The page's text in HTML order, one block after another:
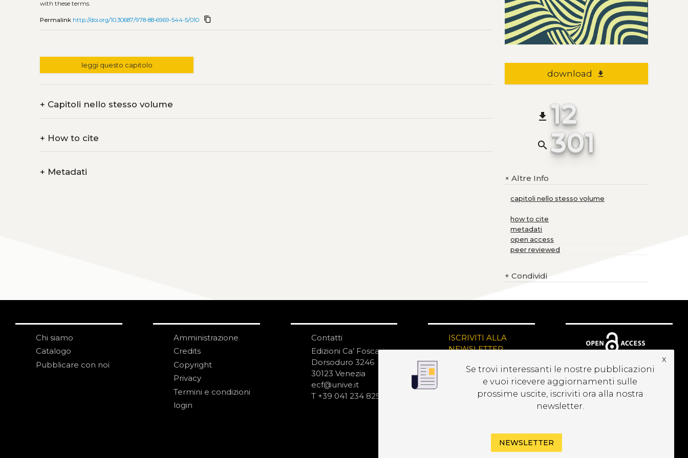
with these terms.
Permalink http://doi.org/10.30687/978-88-6969-544-5/010 content_copy
leggi questo capitolo
+ Capitoli nello stesso volume
+ How to cite
+ Metadati
download file_download
file_download 12
search 301
+Altre Info
capitoli nello stesso volume
how to cite
metadati
open access
peer reviewed
+ Condividi
Chi siamo
Catalogo
Pubblicare con noi
Amministrazione
Credits
Copyright
Privacy
Termini e condizioni
login
Contatti
Edizioni Ca’ Foscari
Dorsoduro 3246
30123 Venezia
ecf@unive.it
T +39 041 234 8250
ISCRIVITI ALLA
NEWSLETTER
Se trovi interessanti le nostre pubblicazioni
e vuoi ricevere aggiornamenti sulle
prossime uscite, iscriviti ora alla nostra
newsletter.
x
NEWSLETTER